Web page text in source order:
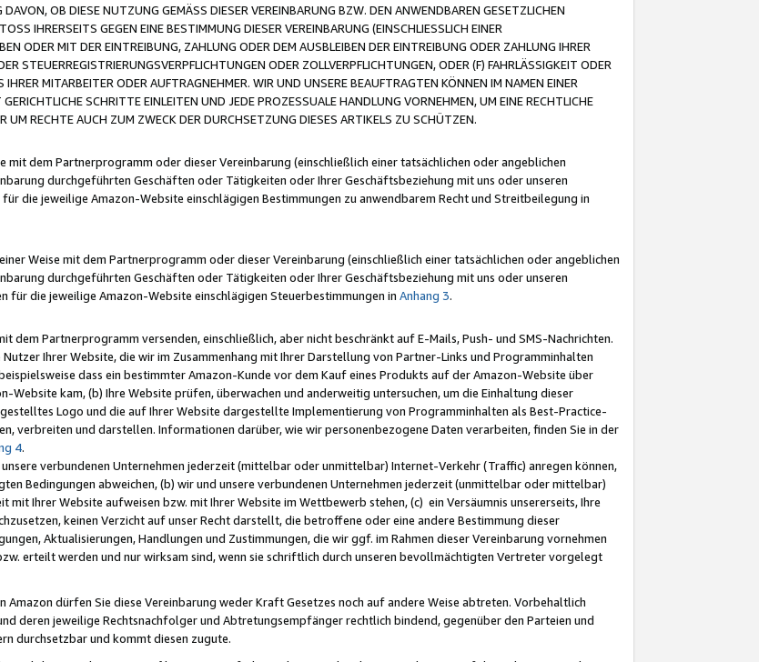
OB DIESE NUTZUNG GEMÄSS DIESER VEREINBARUNG BZW. DEN ANWENDBAREN GESETZLICHEN
IHRERSEITS GEGEN EINE BESTIMMUNG DIESER VEREINBARUNG (EINSCHLIESSLICH EINER
ODER MIT DER EINTREIBUNG, ZAHLUNG ODER DEM AUSBLEIBEN DER EINTREIBUNG ODER ZAHLUNG IHRER
STEUERREGISTRIERUNGSVERPFLICHTUNGEN ODER ZOLLVERPFLICHTUNGEN, ODER (F) FAHRLÄSSIGKEIT ODER
MITARBEITER ODER AUFTRAGNEHMER. WIR UND UNSERE BEAUFTRAGTEN KÖNNEN IM NAMEN EINER
SCHRITTE EINLEITEN UND JEDE PROZESSUALE HANDLUNG VORNEHMEN, UM EINE RECHTLICHE
UM RECHTE AUCH ZUM ZWECK DER DURCHSETZUNG DIESES ARTIKELS ZU SCHÜTZEN.
dem Partnerprogramm oder dieser Vereinbarung (einschließlich einer tatsächlichen oder angeblichen
durchgeführten Geschäften oder Tätigkeiten oder Ihrer Geschäftsbeziehung mit uns oder unseren
die jeweilige Amazon-Website einschlägigen Bestimmungen zu anwendbarem Recht und Streitbeilegung in
Weise mit dem Partnerprogramm oder dieser Vereinbarung (einschließlich einer tatsächlichen oder angeblichen
durchgeführten Geschäften oder Tätigkeiten oder Ihrer Geschäftsbeziehung mit uns oder unseren
für die jeweilige Amazon-Website einschlägigen Steuerbestimmungen in Anhang 3.
dem Partnerprogramm versenden, einschließlich, aber nicht beschränkt auf E-Mails, Push- und SMS-Nachrichten.
Ihrer Website, die wir im Zusammenhang mit Ihrer Darstellung von Partner-Links und Programminhalten
dass ein bestimmter Amazon-Kunde vor dem Kauf eines Produkts auf der Amazon-Website über
kam, (b) Ihre Website prüfen, überwachen und anderweitig untersuchen, um die Einhaltung dieser
Logo und die auf Ihrer Website dargestellte Implementierung von Programminhalten als Best-Practice-
verbreiten und darstellen. Informationen darüber, wie wir personenbezogene Daten verarbeiten, finden Sie in der
4.
verbundenen Unternehmen jederzeit (mittelbar oder unmittelbar) Internet-Verkehr (Traffic) anregen können,
Bedingungen abweichen, (b) wir und unsere verbundenen Unternehmen jederzeit (unmittelbar oder mittelbar)
Ihrer Website aufweisen bzw. mit Ihrer Website im Wettbewerb stehen, (c) ein Versäumnis unsererseits, Ihre
keinen Verzicht auf unser Recht darstellt, die betroffene oder eine andere Bestimmung dieser
Aktualisierungen, Handlungen und Zustimmungen, die wir ggf. im Rahmen dieser Vereinbarung vornehmen
erteilt werden und nur wirksam sind, wenn sie schriftlich durch unseren bevollmächtigten Vertreter vorgelegt
dürfen Sie diese Vereinbarung weder Kraft Gesetzes noch auf andere Weise abtreten. Vorbehaltlich
deren jeweilige Rechtsnachfolger und Abtretungsempfänger rechtlich bindend, gegenüber den Parteien und
durchsetzbar und kommt diesen zugute.